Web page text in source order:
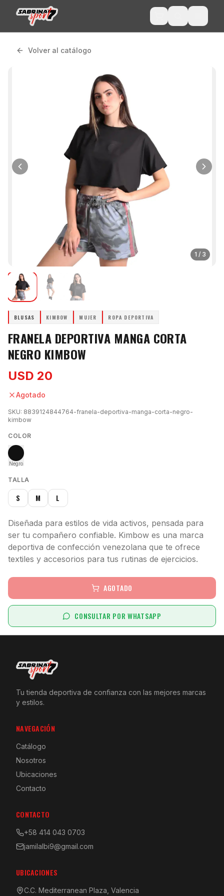
Volver al catálogo
1 / 3
BLUSAS KIMBOW MUJER ROPA DEPORTIVA
FRANELA DEPORTIVA MANGA CORTA
NEGRO KIMBOW
USD 20
Agotado
SKU: 8839124844764-franela-deportiva-manga-corta-negro-
kimbow
COLOR
Negro
TALLA
S M L
Diseñada para estilos de vida activos, pensada para
ser tu compañero confiable. Kimbow es una marca
deportiva de confección venezolana que te ofrece
textiles y accesorios para tus rutinas de ejercicios.
AGOTADO
CONSULTAR POR WHATSAPP
Tu tienda deportiva de confianza con las mejores marcas
y estilos.
NAVEGACIÓN
Catálogo
Nosotros
Ubicaciones
Contacto
CONTACTO
+58 414 043 0703
jamilalbi9@gmail.com
UBICACIONES
C.C. Mediterranean Plaza, Valencia